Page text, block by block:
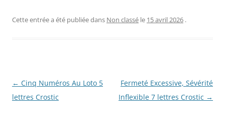
Cette entrée a été publiée dans Non classé le 15 avril 2026 .
Navigation
des
← Cinq Numéros Au Loto 5
lettres Crostic
Fermeté Excessive, Sévérité
Inflexible 7 lettres Crostic →